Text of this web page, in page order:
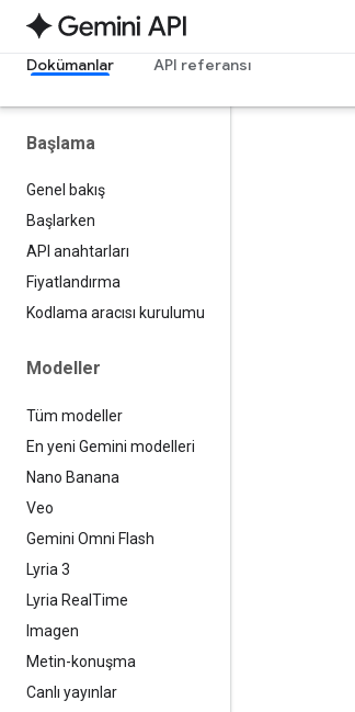
Dokümanlar API referansı
Başlama
Genel bakış
Başlarken
API anahtarları
Fiyatlandırma
Kodlama aracısı kurulumu
Modeller
Tüm modeller
En yeni Gemini modelleri
Nano Banana
Veo
Gemini Omni Flash
Lyria 3
Lyria Real Time
Imagen
Metin-konuşma
Canlı yayınlar